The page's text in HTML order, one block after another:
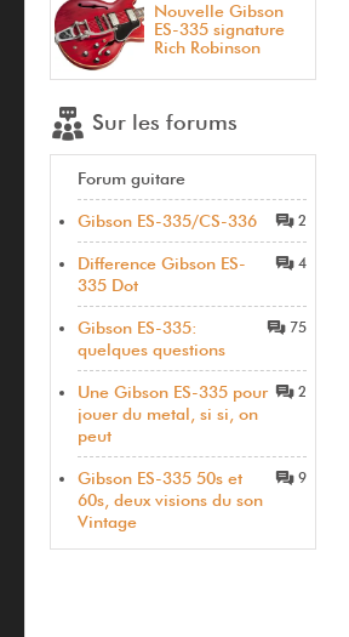
Nouvelle Gibson
ES-335 signature
Rich Robinson
Sur les forums
Forum guitare
Gibson ES-335/CS-336 2
Difference Gibson ES-
335 Dot
4
Gibson ES-335:
quelques questions
75
Une Gibson ES-335 pour
jouer du metal, si si, on
peut
2
Gibson ES-335 50s et
60s, deux visions du son
Vintage
9